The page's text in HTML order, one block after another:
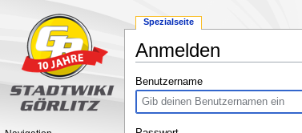
Anmelden
Zur
Navigation
springen
Zur
Suche
springen
Benutzername
Spezialseite